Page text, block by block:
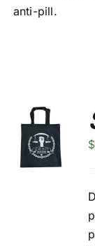
anti-pill.
$